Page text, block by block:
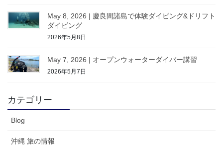
May 8, 2026 | 慶良間諸島で体験ダイビング&ドリフト
ダイビング
2026年5月8日
May 7, 2026 | オープンウォーターダイバー講習
2026年5月7日
カテゴリー
Blog
沖縄 旅の情報